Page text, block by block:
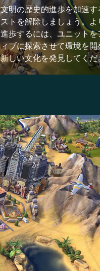
文明の歴史的進歩を加速す
ストを解除しましょう。よ
進歩するには、ユニットを
ィブに探索させて環境を開
新しい文化を発見してくだ